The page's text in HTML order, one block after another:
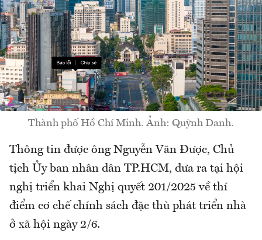
Thành phố Hồ Chí Minh. Ảnh: Quỳnh Danh.
Thông tin được ông Nguyễn Văn Được, Chủ
tịch Ủy ban nhân dân TP.HCM, đưa ra tại hội
nghị triển khai Nghị quyết 201/2025 về thí
điểm cơ chế chính sách đặc thù phát triển nhà
ở xã hội ngày 2/6.